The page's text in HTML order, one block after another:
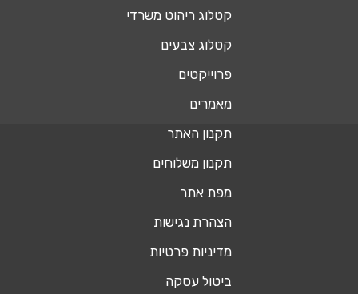
קטלוג ריהוט משרדי
קטלוג צבעים
פרוייקטים
מאמרים
תקנון האתר
תקנון משלוחים
מפת אתר
הצהרת נגישות
מדיניות פרטיות
ביטול עסקה